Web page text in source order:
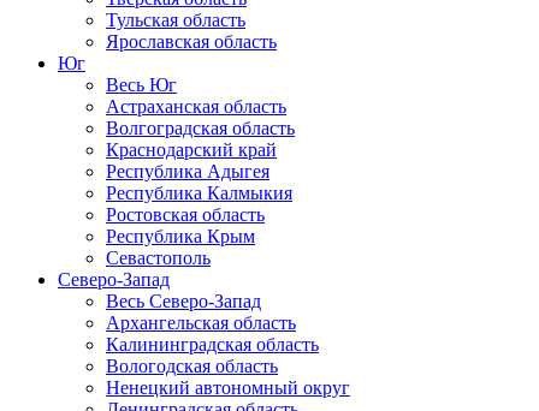
Тульская область
Ярославская область
Юг
Весь Юг
Астраханская область
Волгоградская область
Краснодарский край
Республика Адыгея
Республика Калмыкия
Ростовская область
Республика Крым
Севастополь
Северо-Запад
Весь Северо-Запад
Архангельская область
Калининградская область
Вологодская область
Ненецкий автономный округ